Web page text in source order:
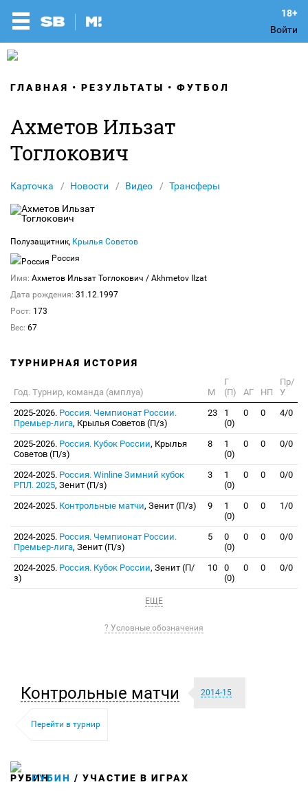
Войти
ГЛАВНАЯ РЕЗУЛЬТАТЫ ФУТБОЛ
Ахметов Ильзат
Тоглокович
Карточка Новости Видео Трансферы
Полузащитник, Крылья Советов
Россия
Имя: Ахметов Ильзат Тоглокович / Akhmetov Ilzat
Дата рождения: 31.12.1997
Рост: 173
Вес: 67
ТУРНИРНАЯ ИСТОРИЯ
Год. Турнир, команда (амплуа) М
Г
(П)
АГ НП
Пр/
У
2025-2026. Россия. Чемпионат России.
Премьер-лига, Крылья Советов (П/з)
23
1
(0)
0 0 4/0
2025-2026. Россия. Кубок России, Крылья
Советов (П/з)
8
1
(0)
0 0 0/0
2024-2025. Россия. Winline Зимний кубок
РПЛ. 2025, Зенит (П/з)
3
1
(0)
0 0 0/0
2024-2025. Контрольные матчи, Зенит (П/з) 9
1
(0)
0 0 1/0
2024-2025. Россия. Чемпионат России.
Премьер-лига, Зенит (П/з)
5
0
(0)
0 0 0/0
2024-2025. Россия. Кубок России, Зенит (П/
з)
10
0
(0)
0 0 0/0
ЕЩЕ
? Условные обозначения
Контрольные матчи 2014-15
Перейти в турнир
РУБИН / УЧАСТИЕ В ИГРАХ